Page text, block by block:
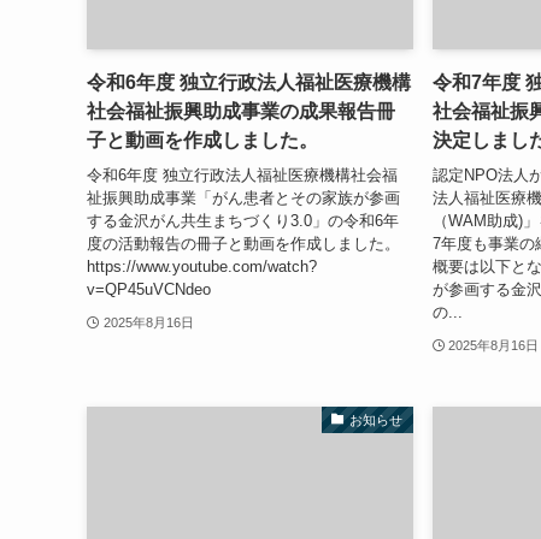
令和6年度 独立行政法人福祉医療機構
社会福祉振興助成事業の成果報告冊
子と動画を作成しました。
令和6年度 独立行政法人福祉医療機構社会福
祉振興助成事業「がん患者とその家族が参画
する金沢がん共生まちづくり3.0」の令和6年
度の活動報告の冊子と動画を作成しました。
https://www.youtube.com/watch?
v=QP45uVCNdeo
2025年8月16日
令和7年度
社会福祉振
決定しまし
認定NPO法人
法人福祉医療
（WAM助成)
7年度も事業の
概要は以下と
が参画する金
の...
2025年8月16日
お知らせ